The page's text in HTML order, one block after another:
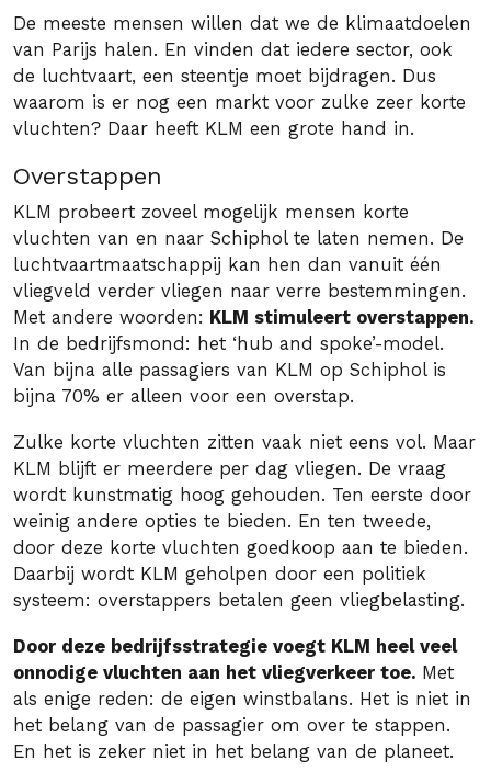
De meeste mensen willen dat we de klimaatdoelen
van Parijs halen. En vinden dat iedere sector, ook
de luchtvaart, een steentje moet bijdragen. Dus
waarom is er nog een markt voor zulke zeer korte
vluchten? Daar heeft KLM een grote hand in.
Overstappen
KLM probeert zoveel mogelijk mensen korte
vluchten van en naar Schiphol te laten nemen. De
luchtvaartmaatschappij kan hen dan vanuit één
vliegveld verder vliegen naar verre bestemmingen.
Met andere woorden: KLM stimuleert overstappen.
In de bedrijfsmond: het ‘hub and spoke’-model.
Van bijna alle passagiers van KLM op Schiphol is
bijna 70% er alleen voor een overstap.
Zulke korte vluchten zitten vaak niet eens vol. Maar
KLM blijft er meerdere per dag vliegen. De vraag
wordt kunstmatig hoog gehouden. Ten eerste door
weinig andere opties te bieden. En ten tweede,
door deze korte vluchten goedkoop aan te bieden.
Daarbij wordt KLM geholpen door een politiek
systeem: overstappers betalen geen vliegbelasting.
Door deze bedrijfsstrategie voegt KLM heel veel
onnodige vluchten aan het vliegverkeer toe. Met
als enige reden: de eigen winstbalans. Het is niet in
het belang van de passagier om over te stappen.
En het is zeker niet in het belang van de planeet.